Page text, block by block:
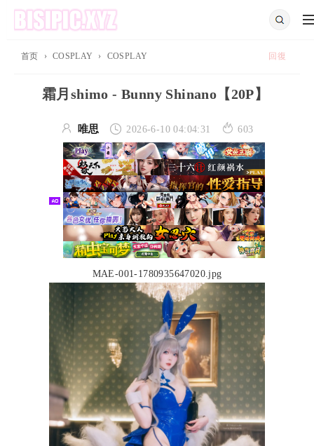
首页 › COSPLAY › COSPLAY
霜月shimo - Bunny Shinano【20P】
 唯思  2026-6-10 04:04:31  603
MAE-001-1780935647020.jpg
回復